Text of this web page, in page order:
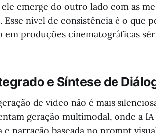
emerge do outro lado com as
Esse nível de consistência é o que
em produções cinematográficas
e Síntese de
de vídeo não é mais
geração multimodal, onde a
e narração baseada no prompt